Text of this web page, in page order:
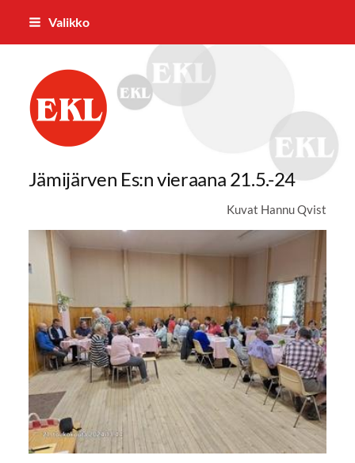
Siirry
Valikko
Kankaanpään Eläkkeensaajat ry
Jämijärven Es:n vieraana 21.5.-24
Kuvat Hannu Qvist